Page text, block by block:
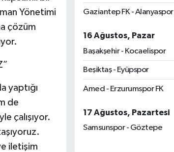
Yönetimi
çözüm
yaptığı
de
çalışıyor.
iletişim
Gaziantep FK - Alanyaspor
16 Ağustos, Pazar
Başakşehir - Kocaelispor
Beşiktaş - Eyüpspor
Amed - Erzurumspor FK
17 Ağustos, Pazartesi
Samsunspor - Göztepe